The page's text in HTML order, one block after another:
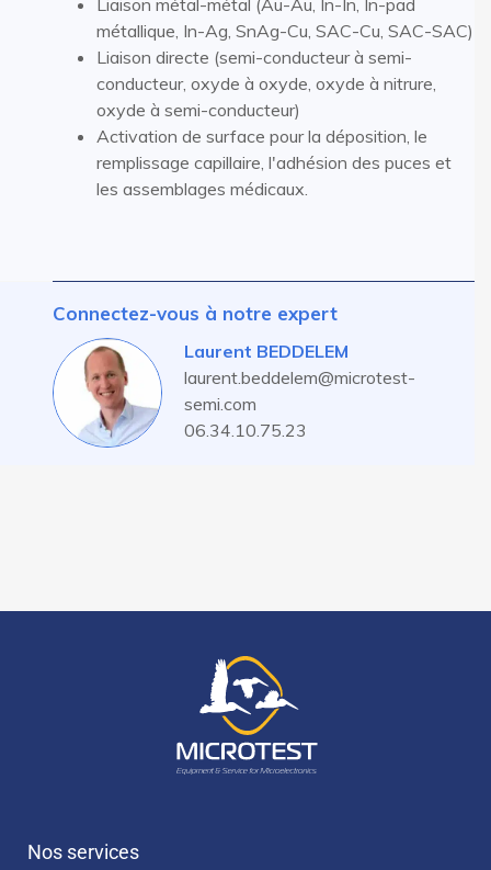
métallique, In-Ag, SnAg-Cu, SAC-Cu, SAC-SAC)
Liaison directe (semi-conducteur à semi-
conducteur, oxyde à oxyde, oxyde à nitrure,
oxyde à semi-conducteur)
Activation de surface pour la déposition, le
remplissage capillaire, l'adhésion des puces et
les assemblages médicaux.
Connectez-vous à notre expert
Laurent BEDDELEM
laurent.beddelem@microtest-
semi.com
06.34.10.75.23
Nos services